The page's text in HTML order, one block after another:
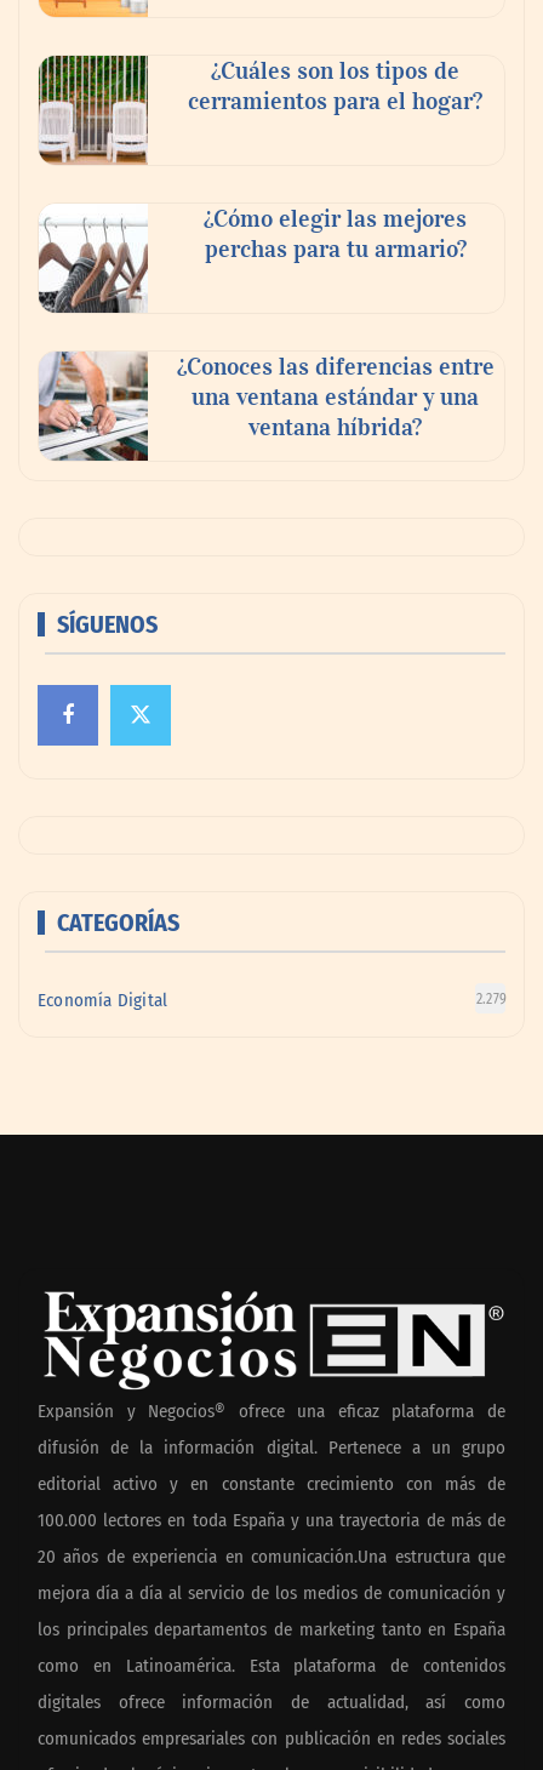
¿Cuáles son los tipos de
cerramientos para el hogar?
¿Cómo elegir las mejores
perchas para tu armario?
¿Conoces las diferencias entre
una ventana estándar y una
ventana híbrida?
SÍGUENOS
CATEGORÍAS
Economía Digital 2.279
Expansión y Negocios® ofrece una eficaz plataforma de
difusión de la información digital. Pertenece a un grupo
editorial activo y en constante crecimiento con más de
100.000 lectores en toda España y una trayectoria de más de
20 años de experiencia en comunicación.Una estructura que
mejora día a día al servicio de los medios de comunicación y
los principales departamentos de marketing tanto en España
como en Latinoamérica. Esta plataforma de contenidos
digitales ofrece información de actualidad, así como
comunicados empresariales con publicación en redes sociales